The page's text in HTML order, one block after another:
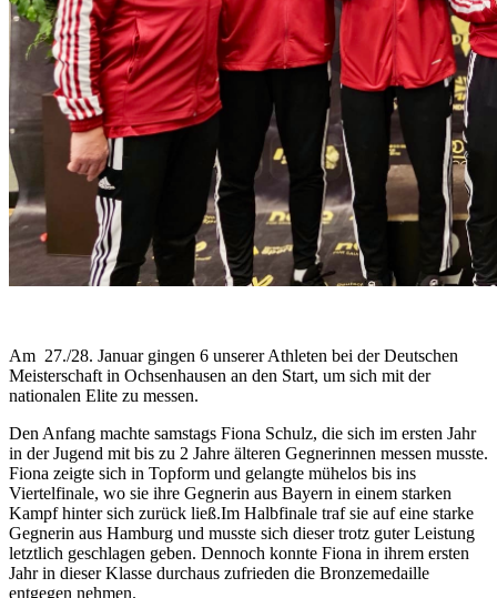
Am 27./28. Januar gingen 6 unserer Athleten bei der Deutschen
Meisterschaft in Ochsenhausen an den Start, um sich mit der
nationalen Elite zu messen.
Den Anfang machte samstags Fiona Schulz, die sich im ersten Jahr
in der Jugend mit bis zu 2 Jahre älteren Gegnerinnen messen musste.
Fiona zeigte sich in Topform und gelangte mühelos bis ins
Viertelfinale, wo sie ihre Gegnerin aus Bayern in einem starken
Kampf hinter sich zurück ließ.Im Halbfinale traf sie auf eine starke
Gegnerin aus Hamburg und musste sich dieser trotz guter Leistung
letztlich geschlagen geben. Dennoch konnte Fiona in ihrem ersten
Jahr in dieser Klasse durchaus zufrieden die Bronzemedaille
entgegen nehmen.